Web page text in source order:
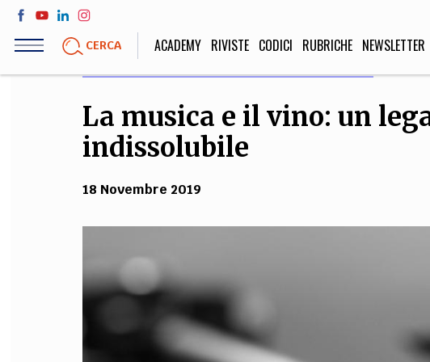
Salta
contenuto
CERCA ACADEMY RIVISTE CODICI RUBRICHE NEWSLETTER
LIFE STYLE
Sport, Cucina, Viaggi,
SOCIETÀ
La musica e il vino: un
indissolubile
18 Novembre 2019